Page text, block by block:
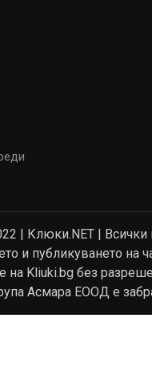
| Клюки.NET | Всички
и публикуването на
на Kliuki.bg без
Асмара ЕООД е